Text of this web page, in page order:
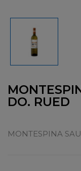
DO. RUED
MONTESPINA